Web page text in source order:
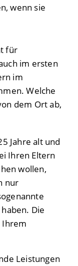
wenn sie
für
im ersten
im
Welche
dem Ort ab,
Jahre alt und
Ihren Eltern
wollen,
nur
Die
Ihrem
Leistungen